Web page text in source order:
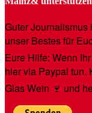
Guter Journalismus
unser Bestes für
Eure Hilfe: Wenn
hier via Paypal tun.
Glas Wein 🍷 und